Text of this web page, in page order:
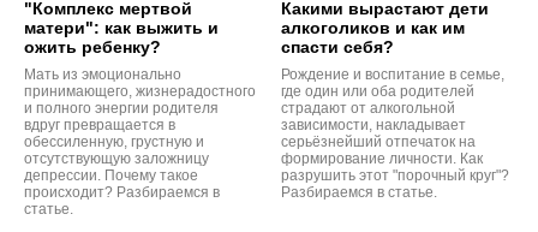
"Комплекс мертвой
матери": как выжить и
ожить ребенку?
Мать из эмоционально
принимающего, жизнерадостного
и полного энергии родителя
вдруг превращается в
обессиленную, грустную и
отсутствующую заложницу
депрессии. Почему такое
происходит? Разбираемся в
статье.
Какими вырастают дети
алкоголиков и как им
спасти себя?
Рождение и воспитание в семье,
где один или оба родителей
страдают от алкогольной
зависимости, накладывает
серьёзнейший отпечаток на
формирование личности. Как
разрушить этот "порочный круг"?
Разбираемся в статье.